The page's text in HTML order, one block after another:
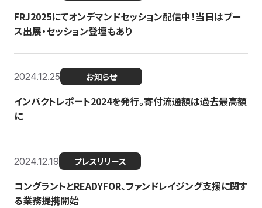
FRJ2025にてオンデマンドセッション配信中！当日はブー
ス出展・セッション登壇もあり
2024.12.25 お知らせ
インパクトレポート2024を発行。寄付流通額は過去最高額
に
2024.12.19 プレスリリース
コングラントとREADYFOR、ファンドレイジング支援に関す
る業務提携開始